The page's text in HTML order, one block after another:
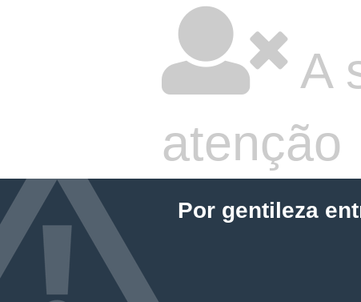
A
atenção
Por gentileza